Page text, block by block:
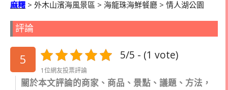
麻糬 > 外木山濱海風景區 > 海龍珠海鮮餐廳 > 情人湖公園
評論
5 5/5 - (1 vote)
1位網友投票評論
關於本文評論的商家、商品、景點、議題、方法，